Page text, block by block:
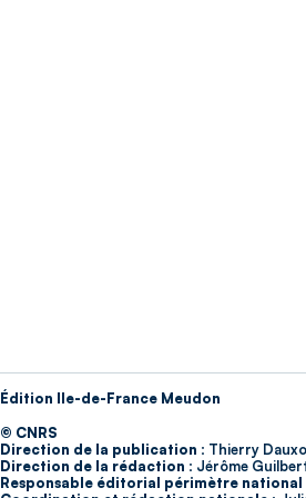
Édition Ile-de-France Meudon
© CNRS
Direction de la publication : Thierry
Direction de la rédaction : Jérôme
Responsable éditorial périmètre national